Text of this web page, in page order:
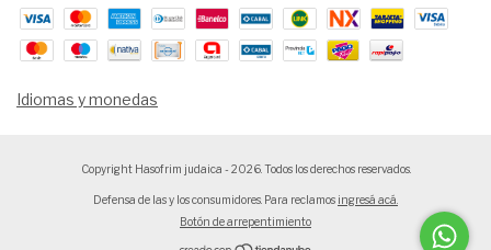
Idiomas y monedas
Copyright Hasofrim judaica - 2026. Todos los derechos reservados.
Defensa de las y los consumidores. Para reclamos ingresá acá.
Botón de arrepentimiento